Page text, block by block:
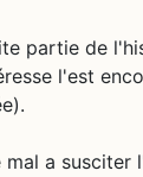
partie de
l'est
a susciter